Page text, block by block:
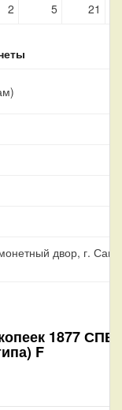
2 5 21
двор, г.
1877
F